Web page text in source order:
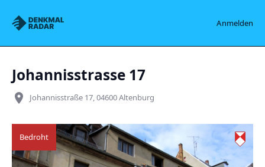
Denkmalradar Anmelden
Johannisstrasse 17
place Johannisstraße 17, 04600 Altenburg
Bedroht